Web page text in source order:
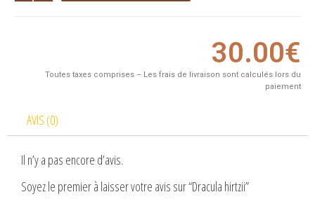
30.00€
Toutes taxes comprises – Les frais de livraison sont calculés lors du
paiement
AVIS (0)
Il n’y a pas encore d’avis.
Soyez le premier à laisser votre avis sur “Dracula hirtzii”